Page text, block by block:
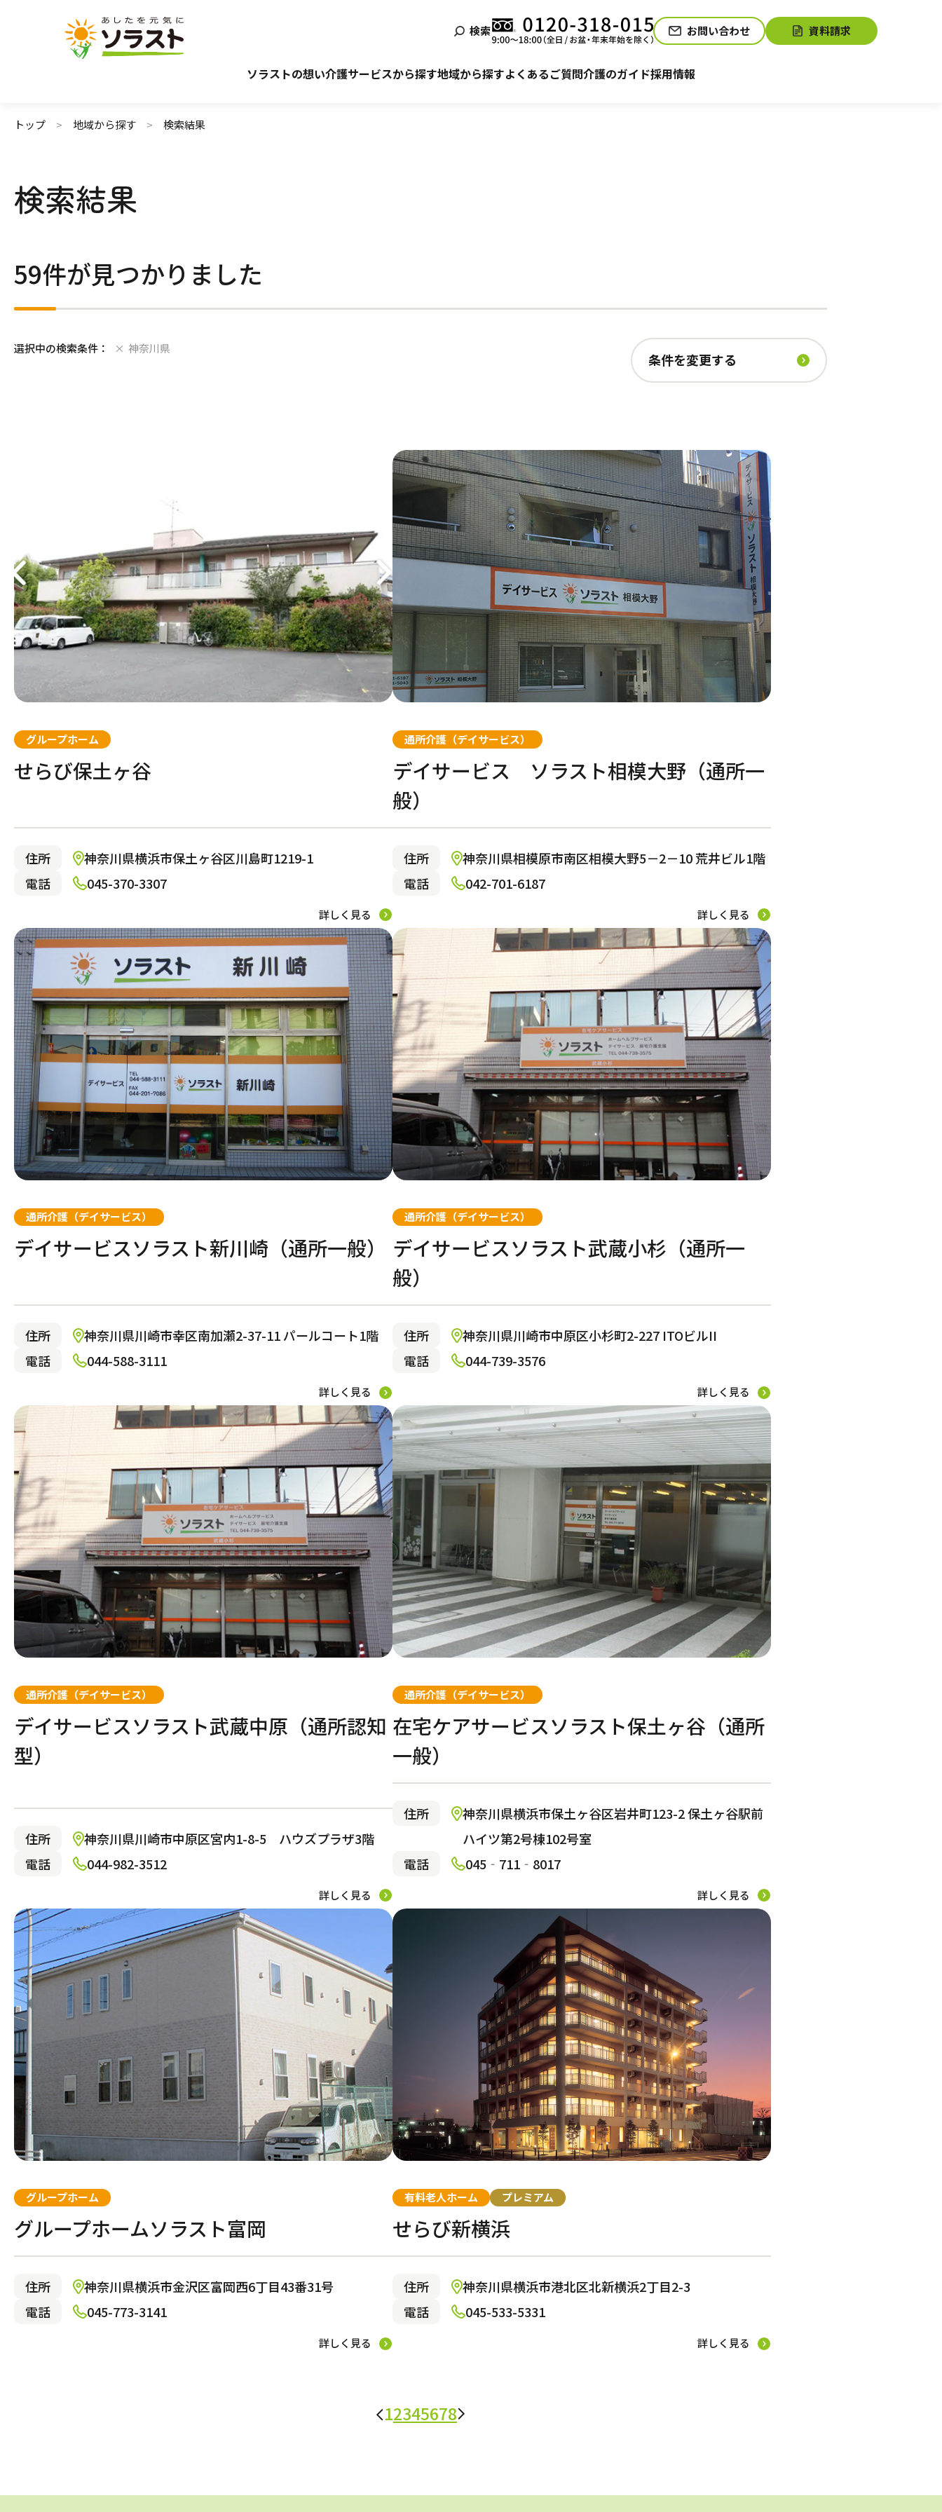
検索 お問い合わせ 資料請求
ソラストの想い介護サービスから探す
施設で暮らす 自宅でサービスを受ける サービスの相談をする
地域から探すよくあるご質問介護のガイド
介護保険サービスについて ご利用者様・ご家族様の声 介護お役立ちコラム「そらまめ＋」
採用情報
トップ 地域から探す 検索結果
検索結果
59件が見つかりました
選択中の検索条件： 神奈川県
条件を変更する
グループホーム
せらび保土ヶ谷
住所
神奈川県横浜市保土ヶ谷区川島町1219-1
電話
045-370-3307
詳しく見る
通所介護（デイサービス）
デイサービス ソラスト相模大野（通所一
般）
住所
神奈川県相模原市南区相模大野5－2－10 荒井ビル1階
電話
042-701-6187
詳しく見る
通所介護（デイサービス）
デイサービスソラスト新川崎（通所一般）
住所
神奈川県川崎市幸区南加瀬2-37-11 パールコート1階
電話
044-588-3111
詳しく見る
通所介護（デイサービス）
デイサービスソラスト武蔵小杉（通所一
般）
住所
神奈川県川崎市中原区小杉町2-227 ITOビルII
電話
044-739-3576
詳しく見る
通所介護（デイサービス）
デイサービスソラスト武蔵中原（通所認知
型）
住所
神奈川県川崎市中原区宮内1-8-5 ハウズプラザ3階
電話
044-982-3512
詳しく見る
通所介護（デイサービス）
在宅ケアサービスソラスト保土ヶ谷（通所
一般）
住所
神奈川県横浜市保土ヶ谷区岩井町123-2 保土ヶ谷駅前
ハイツ第2号棟102号室
電話
045‐711‐8017
詳しく見る
グループホーム
グループホームソラスト富岡
住所
神奈川県横浜市金沢区富岡西6丁目43番31号
電話
045-773-3141
詳しく見る
有料老人ホーム プレミアム
せらび新横浜
住所
神奈川県横浜市港北区北新横浜2丁目2-3
電話
045-533-5331
詳しく見る
12345678
条件を変更する
地域
板橋区 江戸川区 葛飾区 世田谷区
足立区
杉並区
台東区 昭島市 国分寺市
立川市
国立市
墨田区
東久留米市
大田区
調布市
八王子市 豊島区 小金井市
中野区
多摩市 東村山市 武蔵村山市
町田市
四條畷市 高石市 大阪市鶴見区 河内長野市
守口市
堺市中区
大阪市住之江区 大阪市住吉区 大阪市平野区
八尾市
堺市堺区
寝屋川市
大阪市北区
堺市北区
大阪市西成区
大阪市淀川区 池田市 柏原市 大阪市阿倍野区
流山市 市川市 船橋市 松戸市
千葉市美浜区
千葉市中央区
千葉市若葉区 千葉市稲毛区 千葉市緑区
野田市
さいたま市見沼区 川口市 越谷市 川越市
さいたま市緑区
さいたま市中央区
さいたま市南区 草加市 戸田市
さいたま市浦和区
所沢市
さいたま市北区
川崎市高津区 相模原市南区 川崎市幸区 川崎市中原区
川崎市宮前区
横浜市保土ヶ谷区
横浜市緑区 横浜市南区 大和市
川崎市多摩区
横浜市都筑区
茅ケ崎市
厚木市
横浜市旭区
清須市
名古屋市中川区 名古屋市北区 名古屋市名東区
名古屋市中村区
名古屋市西区 名古屋市昭和区
豊田市
京都市西京区 京都市右京区 京都市南区 向日市
京都市上京区
京都市伏見区 京都市左京区 京都市山科区
北相馬郡 牛久市 龍ケ崎市 日立市
西宮市 神戸市須磨区 神戸市中央区 神戸市長田区
芦屋市
神戸市灘区 揖保郡 神戸市西区
神戸市兵庫区
今治市 松山市 新居浜市 伊予郡
岐阜市 各務原市
福山市 大竹市 尾道市 広島市東区
広島市安佐南区
広島市南区 三原市
岡山市中区
古賀市 福岡市東区 宗像市 福岡市早良区
福岡市南区
大野城市 筑紫野市
岩国市
高松市
別府市 大分市 速見郡 宇佐市 中津市
太田市
桑名市 伊勢市
和歌山市
熊本市中央区
鹿児島市 西之表市
甲府市
奈良市 磯城郡 宇陀市 大和郡山市
介護サービス
空室ありの施設のみ表示する
有料老人ホーム サービス付き高齢者向け住宅 グループホーム
都市型軽費老人ホーム（ケアハウ
ス）
自宅から通う・泊まる
通所介護（デイサービス） ショートステイ
訪問介護 小規模多機能型居宅介護
サービスの相談をする
居宅介護支援 福祉用具レンタル・販売
この条件で絞り込む